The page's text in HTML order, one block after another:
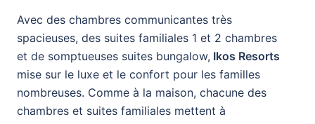
Avec des chambres communicantes très
spacieuses, des suites familiales 1 et 2 chambres
et de somptueuses suites bungalow, Ikos Resorts
mise sur le luxe et le confort pour les familles
nombreuses. Comme à la maison, chacune des
chambres et suites familiales mettent à